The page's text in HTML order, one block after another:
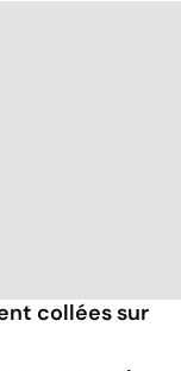
collées sur